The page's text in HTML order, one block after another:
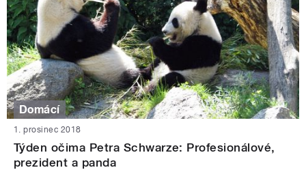
Domácí
1. prosinec 2018
Týden očima Petra Schwarze: Profesionálové,
prezident a panda